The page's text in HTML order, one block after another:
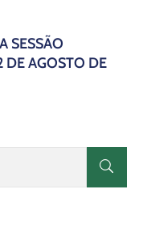
SESSÃO
AGOSTO DE